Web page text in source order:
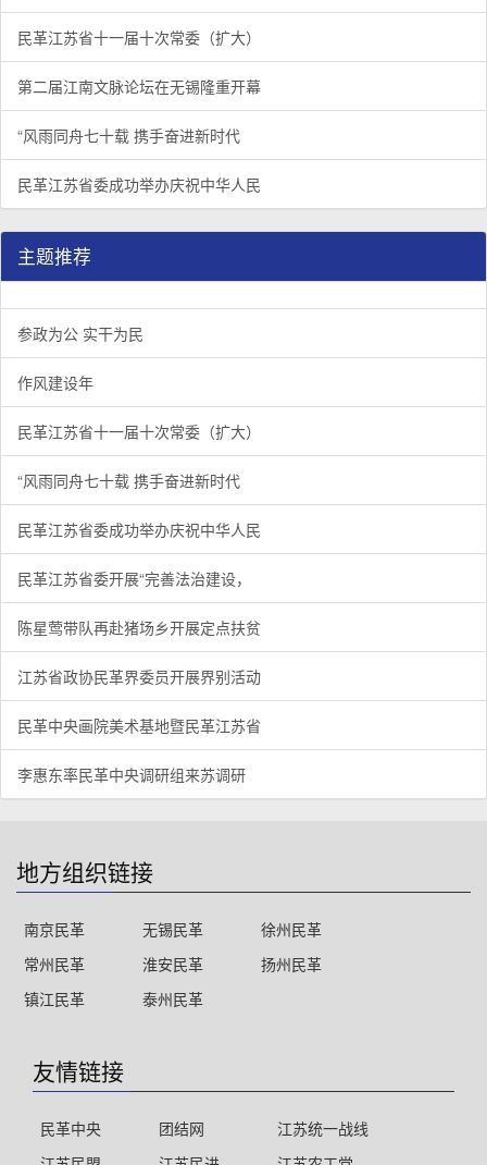
民革江苏省十一届十次常委（扩大）
第二届江南文脉论坛在无锡隆重开幕
“风雨同舟七十载 携手奋进新时代
民革江苏省委成功举办庆祝中华人民
主题推荐
参政为公 实干为民
作风建设年
民革江苏省十一届十次常委（扩大）
“风雨同舟七十载 携手奋进新时代
民革江苏省委成功举办庆祝中华人民
民革江苏省委开展“完善法治建设，
陈星莺带队再赴猪场乡开展定点扶贫
江苏省政协民革界委员开展界别活动
民革中央画院美术基地暨民革江苏省
李惠东率民革中央调研组来苏调研
地方组织链接
南京民革 无锡民革
徐州民革
常州民革
淮安民革
扬州民革
镇江民革
泰州民革
友情链接
民革中央 团结网
江苏统一战线